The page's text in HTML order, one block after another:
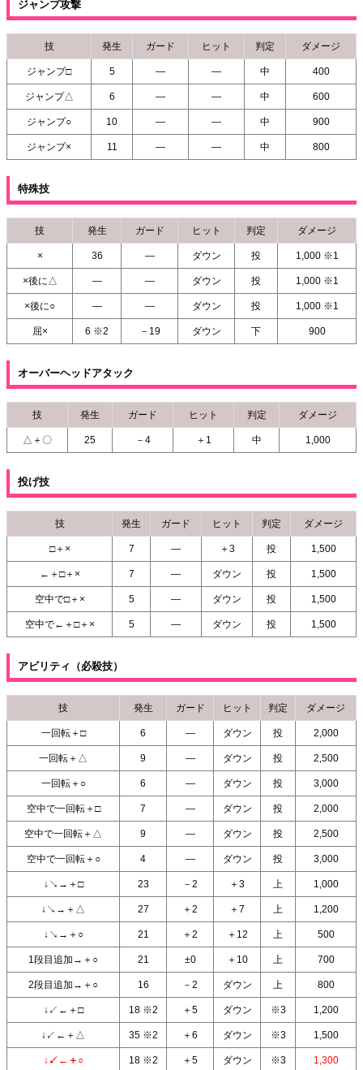
ジャンプ攻撃
技 発生 ガード ヒット 判定 ダメージ
ジャンプ□ 5 ― ― 中 400
ジャンプ△ 6 ― ― 中 600
ジャンプ○ 10 ― ― 中 900
ジャンプ× 11 ― ― 中 800
特殊技
技 発生 ガード ヒット 判定 ダメージ
× 36 ― ダウン 投 1,000 ※1
×後に△ ― ― ダウン 投 1,000 ※1
×後に○ ― ― ダウン 投 1,000 ※1
屈× 6 ※2 －19 ダウン 下 900
オーバーヘッドアタック
技 発生 ガード ヒット 判定 ダメージ
△＋〇 25 －4 ＋1 中 1,000
投げ技
技 発生 ガード ヒット 判定 ダメージ
□＋× 7 ― ＋3 投 1,500
←＋□＋× 7 ― ダウン 投 1,500
空中で□＋× 5 ― ダウン 投 1,500
空中で←＋□＋× 5 ― ダウン 投 1,500
アビリティ（必殺技）
技 発生 ガード ヒット 判定 ダメージ
一回転＋□ 6 ― ダウン 投 2,000
一回転＋△ 9 ― ダウン 投 2,500
一回転＋○ 6 ― ダウン 投 3,000
空中で一回転＋□ 7 ― ダウン 投 2,000
空中で一回転＋△ 9 ― ダウン 投 2,500
空中で一回転＋○ 4 ― ダウン 投 3,000
↓↘→＋□ 23 －2 ＋3 上 1,000
↓↘→＋△ 27 ＋2 ＋7 上 1,200
↓↘→＋○ 21 ＋2 ＋12 上 500
1段目追加→＋○ 21 ±0 ＋10 上 700
2段目追加→＋○ 16 －2 ダウン 上 800
↓↙←＋□ 18 ※2 ＋5 ダウン ※3 1,200
↓↙←＋△ 35 ※2 ＋6 ダウン ※3 1,500
↓↙←＋○ 18 ※2 ＋5 ダウン ※3 1,300